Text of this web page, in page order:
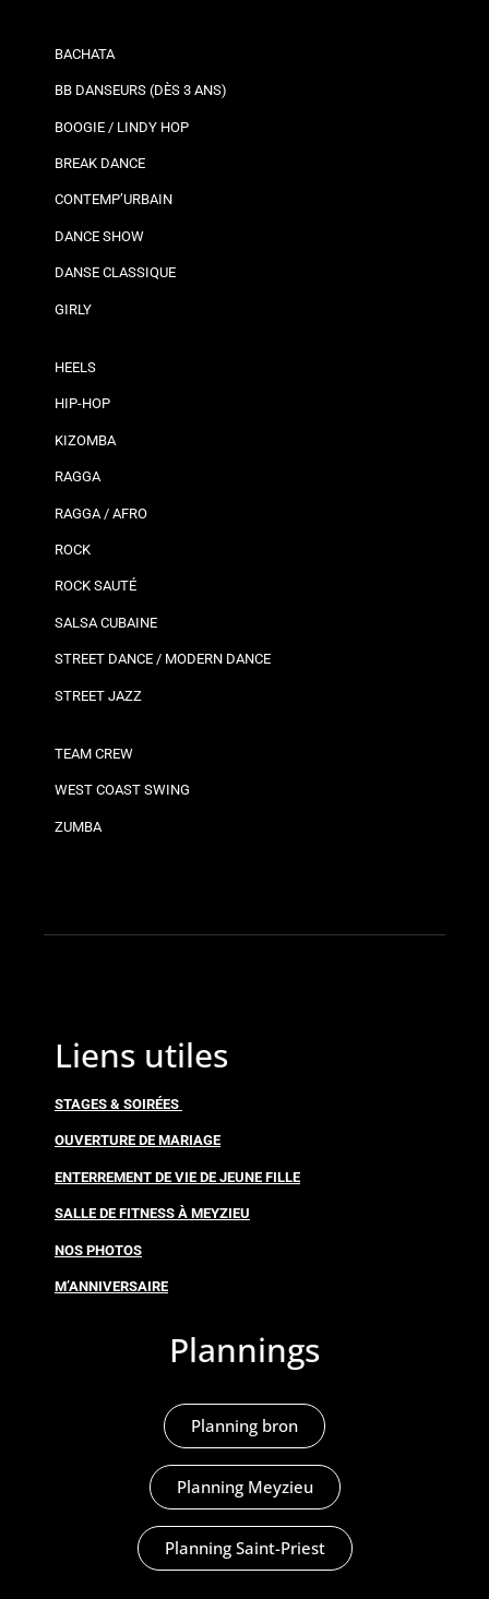
BACHATA
BB DANSEURS (DÈS 3 ANS)
BOOGIE / LINDY HOP
BREAK DANCE
CONTEMP’URBAIN
DANCE SHOW
DANSE CLASSIQUE
GIRLY
HEELS
HIP-HOP
KIZOMBA
RAGGA
RAGGA / AFRO
ROCK
ROCK SAUTÉ
SALSA CUBAINE
STREET DANCE / MODERN DANCE
STREET JAZZ
TEAM CREW
WEST COAST SWING
ZUMBA
Liens utiles
STAGES & SOIRÉES
OUVERTURE DE MARIAGE
ENTERREMENT DE VIE DE JEUNE FILLE
SALLE DE FITNESS À MEYZIEU
NOS PHOTOS
M’ANNIVERSAIRE
Plannings
Planning bron
Planning Meyzieu
Planning Saint-Priest